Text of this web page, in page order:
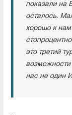
показали на
осталось.
хорошо к
это третий
возможности
нас не один